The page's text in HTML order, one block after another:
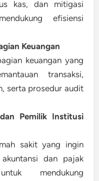
kas, dan mitigasi
efisiensi
Keuangan
keuangan yang
transaksi,
serta prosedur audit
Pemilik Institusi
sakit yang ingin
dan pajak
mendukung